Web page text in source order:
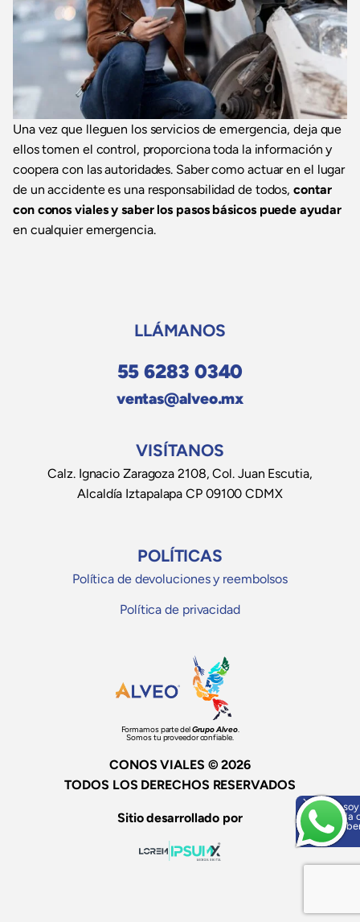
Una vez que lleguen los servicios de emergencia, deja que
ellos tomen el control, proporciona toda la información y
coopera con las autoridades. Saber como actuar en el lugar
de un accidente es una responsabilidad de todos,contar
con conos viales y saber los pasos básicos puede ayudar
en cualquier emergencia.
LLÁMANOS
55 6283 0340
ventas@alveo.mx
VISÍTANOS
Calz. Ignacio Zaragoza 2108, Col. Juan Escutia,
Alcaldía Iztapalapa CP 09100 CDMX
POLÍTICAS
Política de devoluciones y reembolsos
Política de privacidad
Formamos parte delGrupo Alveo.
Somos tu proveedor confiable.
CONOS VIALES © 2026
TODOS LOS DERECHOS RESERVADOS
Sitio desarrollado por
Hola,
ayuda